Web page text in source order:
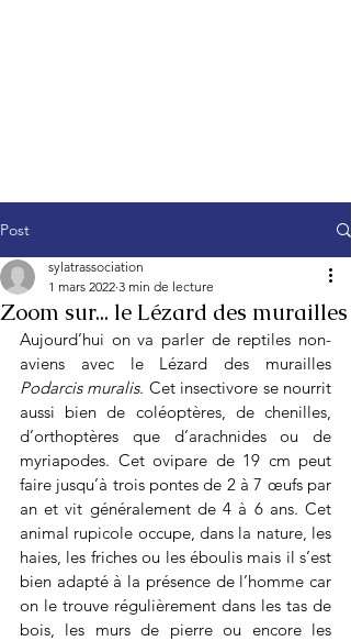
Post
Zoom sur... le Lézard des murailles
sylatrassociation
1 mars 2022 3 min de lecture
Aujourd’hui on va parler de reptiles non-
Podarcis muralis. Cet insectivore se nourrit
aussi bien de coléoptères, de chenilles,
d’orthoptères que d’arachnides ou de
myriapodes. Cet ovipare de 19 cm peut
faire jusqu’à trois pontes de 2 à 7 œufs par
an et vit généralement de 4 à 6 ans. Cet
animal rupicole occupe, dans la nature, les
haies, les friches ou les éboulis mais il s’est
bien adapté à la présence de l’homme car
on le trouve régulièrement dans les tas de
bois, les murs de pierre ou encore les